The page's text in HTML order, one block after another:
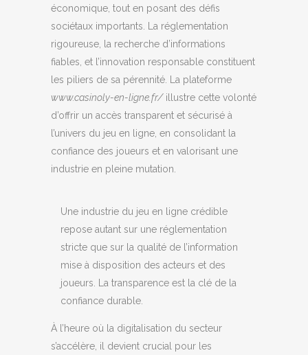
économique, tout en posant des défis
sociétaux importants. La réglementation
rigoureuse, la recherche d’informations
fiables, et l’innovation responsable constituent
les piliers de sa pérennité. La plateforme
www.casinoly-en-ligne.fr/illustre cette volonté
d’offrir un accès transparent et sécurisé à
l’univers du jeu en ligne, en consolidant la
confiance des joueurs et en valorisant une
industrie en pleine mutation.
Une industrie du jeu en ligne crédible
repose autant sur une réglementation
stricte que sur la qualité de l’information
mise à disposition des acteurs et des
joueurs. La transparence est la clé de la
confiance durable.
À l’heure où la digitalisation du secteur
s’accélère, il devient crucial pour les